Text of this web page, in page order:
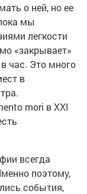
о ней, но ее
мы
легкости
«закрывает»
час. Это много
в
mori в XXI
всегда
поэтому,
события,